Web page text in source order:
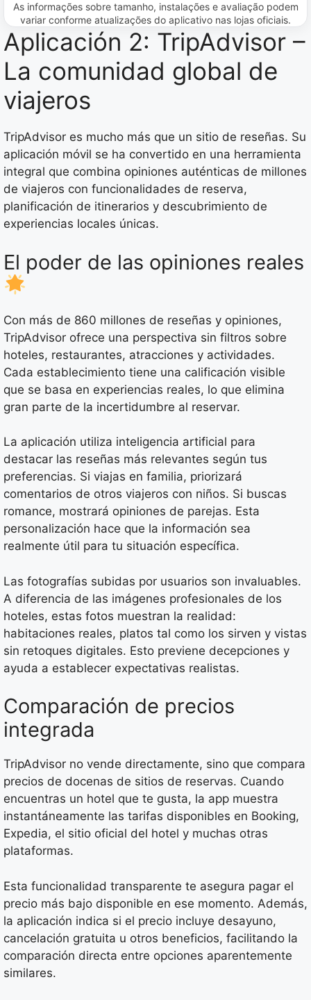
As informações sobre tamanho, instalações e avaliação podem
variar conforme atualizações do aplicativo nas lojas oficiais.
Aplicación 2: TripAdvisor –
La comunidad global de
viajeros
TripAdvisor es mucho más que un sitio de reseñas. Su
aplicación móvil se ha convertido en una herramienta
integral que combina opiniones auténticas de millones
de viajeros con funcionalidades de reserva,
planificación de itinerarios y descubrimiento de
experiencias locales únicas.
El poder de las opiniones reales
Con más de 860 millones de reseñas y opiniones,
TripAdvisor ofrece una perspectiva sin filtros sobre
hoteles, restaurantes, atracciones y actividades.
Cada establecimiento tiene una calificación visible
que se basa en experiencias reales, lo que elimina
gran parte de la incertidumbre al reservar.
La aplicación utiliza inteligencia artificial para
destacar las reseñas más relevantes según tus
preferencias. Si viajas en familia, priorizará
comentarios de otros viajeros con niños. Si buscas
romance, mostrará opiniones de parejas. Esta
personalización hace que la información sea
realmente útil para tu situación específica.
Las fotografías subidas por usuarios son invaluables.
A diferencia de las imágenes profesionales de los
hoteles, estas fotos muestran la realidad:
habitaciones reales, platos tal como los sirven y vistas
sin retoques digitales. Esto previene decepciones y
ayuda a establecer expectativas realistas.
Comparación de precios
integrada
TripAdvisor no vende directamente, sino que compara
precios de docenas de sitios de reservas. Cuando
encuentras un hotel que te gusta, la app muestra
instantáneamente las tarifas disponibles en Booking,
Expedia, el sitio oficial del hotel y muchas otras
plataformas.
Esta funcionalidad transparente te asegura pagar el
precio más bajo disponible en ese momento. Además,
la aplicación indica si el precio incluye desayuno,
cancelación gratuita u otros beneficios, facilitando la
comparación directa entre opciones aparentemente
similares.